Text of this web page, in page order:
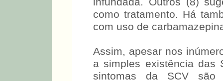
como tratamento. Há
com uso de
Assim, apesar nos
a simples existência das
sintomas da SCV são